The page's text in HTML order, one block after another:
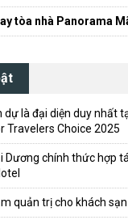
tòa nhà Panorama
dự là đại diện duy nhất
Travelers Choice 2025
Dương chính thức hợp
quản trị cho khách